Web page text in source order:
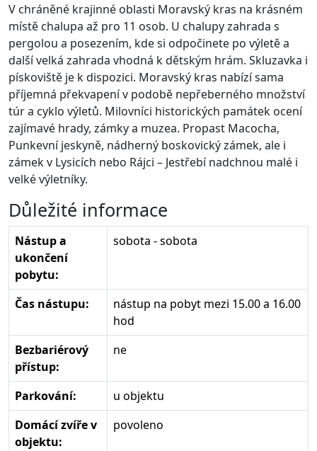
V chráněné krajinné oblasti Moravský kras na krásném
místě chalupa až pro 11 osob. U chalupy zahrada s
pergolou a posezením, kde si odpočinete po výletě a
další velká zahrada vhodná k dětským hrám. Skluzavka i
pískoviště je k dispozici. Moravský kras nabízí sama
příjemná překvapení v podobě nepřeberného množství
túr a cyklo výletů. Milovníci historických památek ocení
zajímavé hrady, zámky a muzea. Propast Macocha,
Punkevní jeskyně, nádherný boskovický zámek, ale i
zámek v Lysicích nebo Rájci – Jestřebí nadchnou malé i
velké výletníky.
Důležité informace
Nástup a
ukončení
pobytu:
sobota - sobota
Čas nástupu:
nástup na pobyt mezi 15.00 a 16.00
hod
Bezbariérový
přístup:
ne
Parkování:
u objektu
Domácí zvíře v
objektu:
povoleno